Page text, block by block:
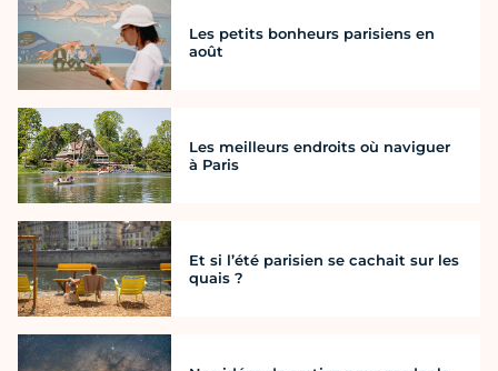
Les petits bonheurs parisiens en
août
Les meilleurs endroits où naviguer
à Paris
Et si l’été parisien se cachait sur les
quais ?